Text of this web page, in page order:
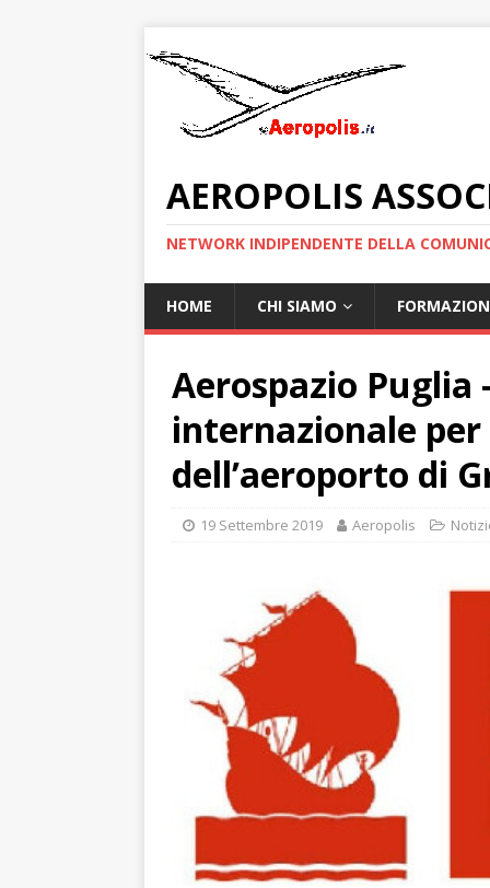
AEROPOLIS
NETWORK INDIPENDENTE DELLA
HOME CHI SIAMO
Aerospazio Puglia
internazionale
dell’aeroporto di
19 Settembre 2019 Aeropolis